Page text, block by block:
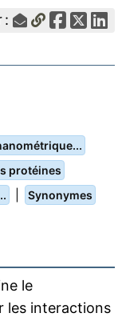
:
protéines
Synonymes
le
les interactions